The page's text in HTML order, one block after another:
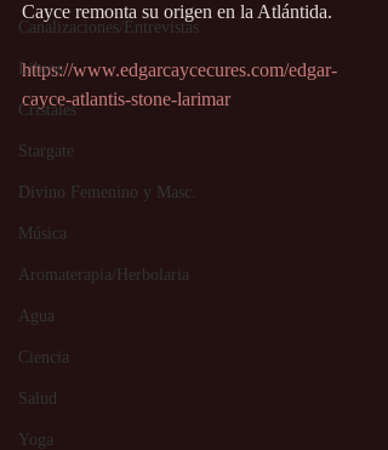
Canalizaciones/Entrevistas
Libros
Cristales
Stargate
Divino Femenino y Masc.
Música
Aromaterapia/Herbolaria
Agua
Ciencia
Salud
Yoga
Cayce remonta su origen en la Atlántida.
https://www.edgarcaycecures.com/edgar-
cayce-atlantis-stone-larimar